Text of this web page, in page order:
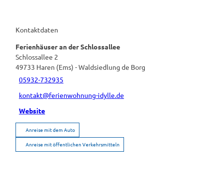
Kontaktdaten
Ferienhäuser an der Schlossallee
Schlossallee 2
49733 Haren (Ems) - Waldsiedlung de Borg
05932-732935
kontakt@ferienwohnung-idylle.de
Website
Anreise mit dem Auto
Anreise mit öffentlichen Verkehrsmitteln